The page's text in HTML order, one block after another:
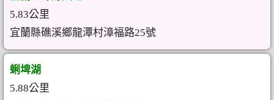
5.83公里
宜蘭縣礁溪鄉龍潭村漳福路25號
蜊埤湖
5.88公里